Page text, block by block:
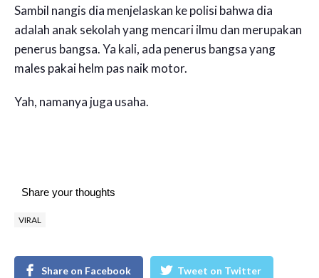
Sambil nangis dia menjelaskan ke polisi bahwa dia
adalah anak sekolah yang mencari ilmu dan merupakan
penerus bangsa. Ya kali, ada penerus bangsa yang
males pakai helm pas naik motor.
Yah, namanya juga usaha.
Share your thoughts
VIRAL
Share on Facebook Tweet on Twitter